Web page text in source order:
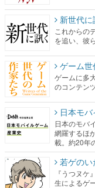
新世代に
これからの
を追い、彼
ゲーム世
ゲームに多
のコンテン
日本モ
日本のモバ
網羅するほ
載。約20年
若ゲの
『うつヌ
生によるゲ